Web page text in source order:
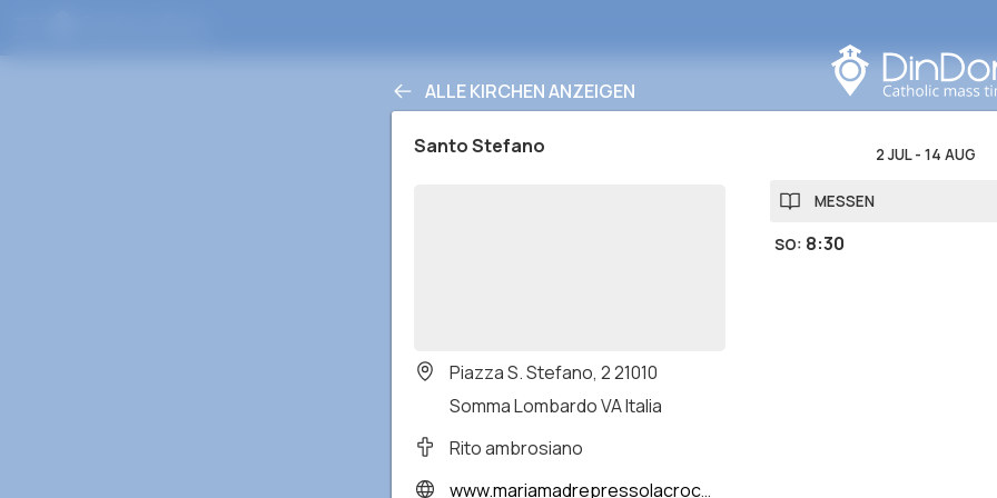
ALLE KIRCHEN ANZEIGEN
Santo Stefano
Piazza S. Stefano, 2 21010
Somma Lombardo VA Italia
Rito ambrosiano
www.mariamadrepressolacroce.it/
2 JUL- 14 AUG
MESSEN
SO: 8:30